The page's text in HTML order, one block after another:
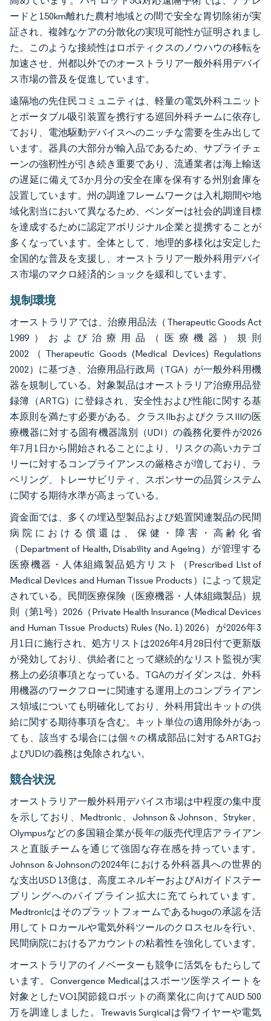
ードと150km離れた農村地域との間で安全な胃切除術が実
証され、複雑なケアの分散化の実現可能性が証明されまし
た。このような接続性はロボティクスのノウハウの移転を
加速させ、州都以外でのオーストラリア一般外科用デバイ
ス市場の普及を促進しています。
遠隔地の先住民コミュニティは、軽量の電気外科ユニット
とポータブル吸引装置を携行する巡回外科チームに依存し
ており、電池駆動デバイスへのニッチな需要を生み出して
います。器具の大部分が輸入品であるため、サプライチェ
ーンの強靭性が引き続き重要であり、流通業者は海上輸送
の遅延に備えて3か月分の安全在庫を保有する州別倉庫を
設置しています。州の調達フレームワークは入札期間や地
域化割当において異なるため、ベンダーは社会的調達目標
を達成するために認定アボリジナル企業と提携することが
多くなっています。全体として、地理的多様化は安定した
全国的な普及を支援し、オーストラリア一般外科用デバイ
ス市場のマクロ経済的ショックを緩和しています。
規制環境
オーストラリアでは、治療用品法（Therapeutic Goods Act
1989）および治療用品（医療機器）規則
2002（Therapeutic Goods (Medical Devices) Regulations
2002）に基づき、治療用品行政局（TGA）が一般外科用機
器を規制している。対象製品はオーストラリア治療用品登
録簿（ARTG）に登録され、安全性および性能に関する基
本原則を満たす必要がある。クラスIIbおよびクラスIIIの医
療機器に対する固有機器識別（UDI）の義務化要件が2026
年7月1日から開始されることにより、リスクの高いカテゴ
リーに対するコンプライアンスの厳格さが増しており、ラ
ベリング、トレーサビリティ、スポンサーの品質システム
に関する期待水準が高まっている。
資金面では、多くの埋込型製品および処置関連製品の民間
病院における償還は、保健・障害・高齢化省
（Department of Health, Disability and Ageing）が管理する
医療機器・人体組織製品処方リスト（Prescribed List of
Medical Devices and Human Tissue Products）によって規定
されている。民間医療保険（医療機器・人体組織製品）規
則（第1号）2026（Private Health Insurance (Medical Devices
and Human Tissue Products) Rules (No. 1) 2026）が2026年3
月1日に施行され、処方リストは2026年4月28日付で更新版
が発効しており、供給者にとって継続的なリスト監視が実
務上の必須事項となっている。TGAのガイダンスは、外科
用機器のワークフローに関連する運用上のコンプライアン
ス領域についても明確化しており、外科用貸出キットの供
給に関する期待事項を含む。キット単位の適用除外があっ
ても、該当する場合には個々の構成部品に対するARTGお
よびUDIの義務は免除されない。
競合状況
オーストラリア一般外科用デバイス市場は中程度の集中度
を示しており、Medtronic、Johnson & Johnson、Stryker、
Olympusなどの多国籍企業が長年の販売代理店アライアン
スと直販チームを通じて強固な存在感を持っています。
Johnson & Johnsonの2024年における外科器具への世界的
な支出USD 13億は、高度エネルギーおよびAIガイドステー
プリングへのパイプライン拡大に充てられています。
Medtronicはそのプラットフォームであるhugoの承認を活
用してトロカールや電気外科ツールのクロスセルを行い、
民間病院におけるアカウントの粘着性を強化しています。
オーストラリアのイノベーターも競争に活気をもたらして
います。Convergence Medicalはスポーツ医学スイートを
対象としたVO1関節鏡ロボットの商業化に向けてAUD 500
万を調達しました。Trewavis Surgicalは骨ワイヤーや電気